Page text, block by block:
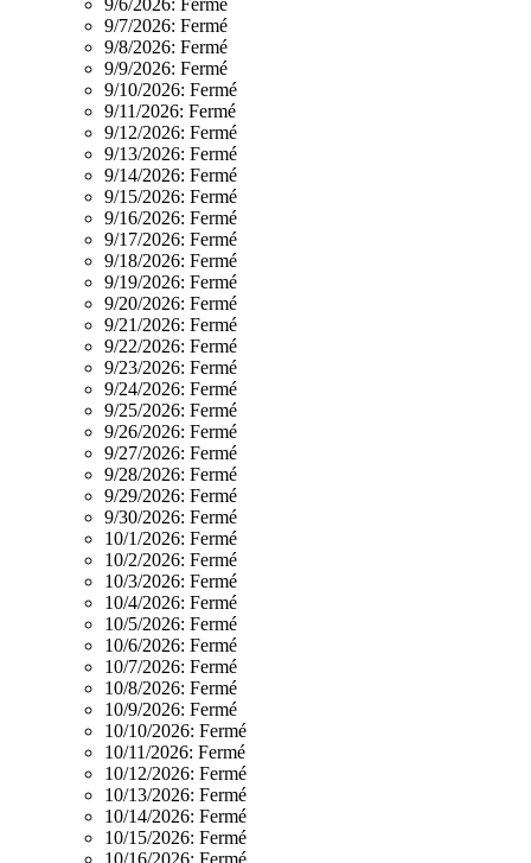
9/6/2026: Fermé
9/7/2026: Fermé
9/8/2026: Fermé
9/9/2026: Fermé
9/10/2026: Fermé
9/11/2026: Fermé
9/12/2026: Fermé
9/13/2026: Fermé
9/14/2026: Fermé
9/15/2026: Fermé
9/16/2026: Fermé
9/17/2026: Fermé
9/18/2026: Fermé
9/19/2026: Fermé
9/20/2026: Fermé
9/21/2026: Fermé
9/22/2026: Fermé
9/23/2026: Fermé
9/24/2026: Fermé
9/25/2026: Fermé
9/26/2026: Fermé
9/27/2026: Fermé
9/28/2026: Fermé
9/29/2026: Fermé
9/30/2026: Fermé
10/1/2026: Fermé
10/2/2026: Fermé
10/3/2026: Fermé
10/4/2026: Fermé
10/5/2026: Fermé
10/6/2026: Fermé
10/7/2026: Fermé
10/8/2026: Fermé
10/9/2026: Fermé
10/10/2026: Fermé
10/11/2026: Fermé
10/12/2026: Fermé
10/13/2026: Fermé
10/14/2026: Fermé
10/15/2026: Fermé